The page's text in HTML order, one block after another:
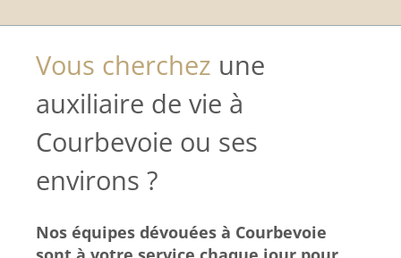
Vous cherchez une
auxiliaire de vie à
Courbevoie ou ses
environs ?
Nos équipes dévouées à Courbevoie